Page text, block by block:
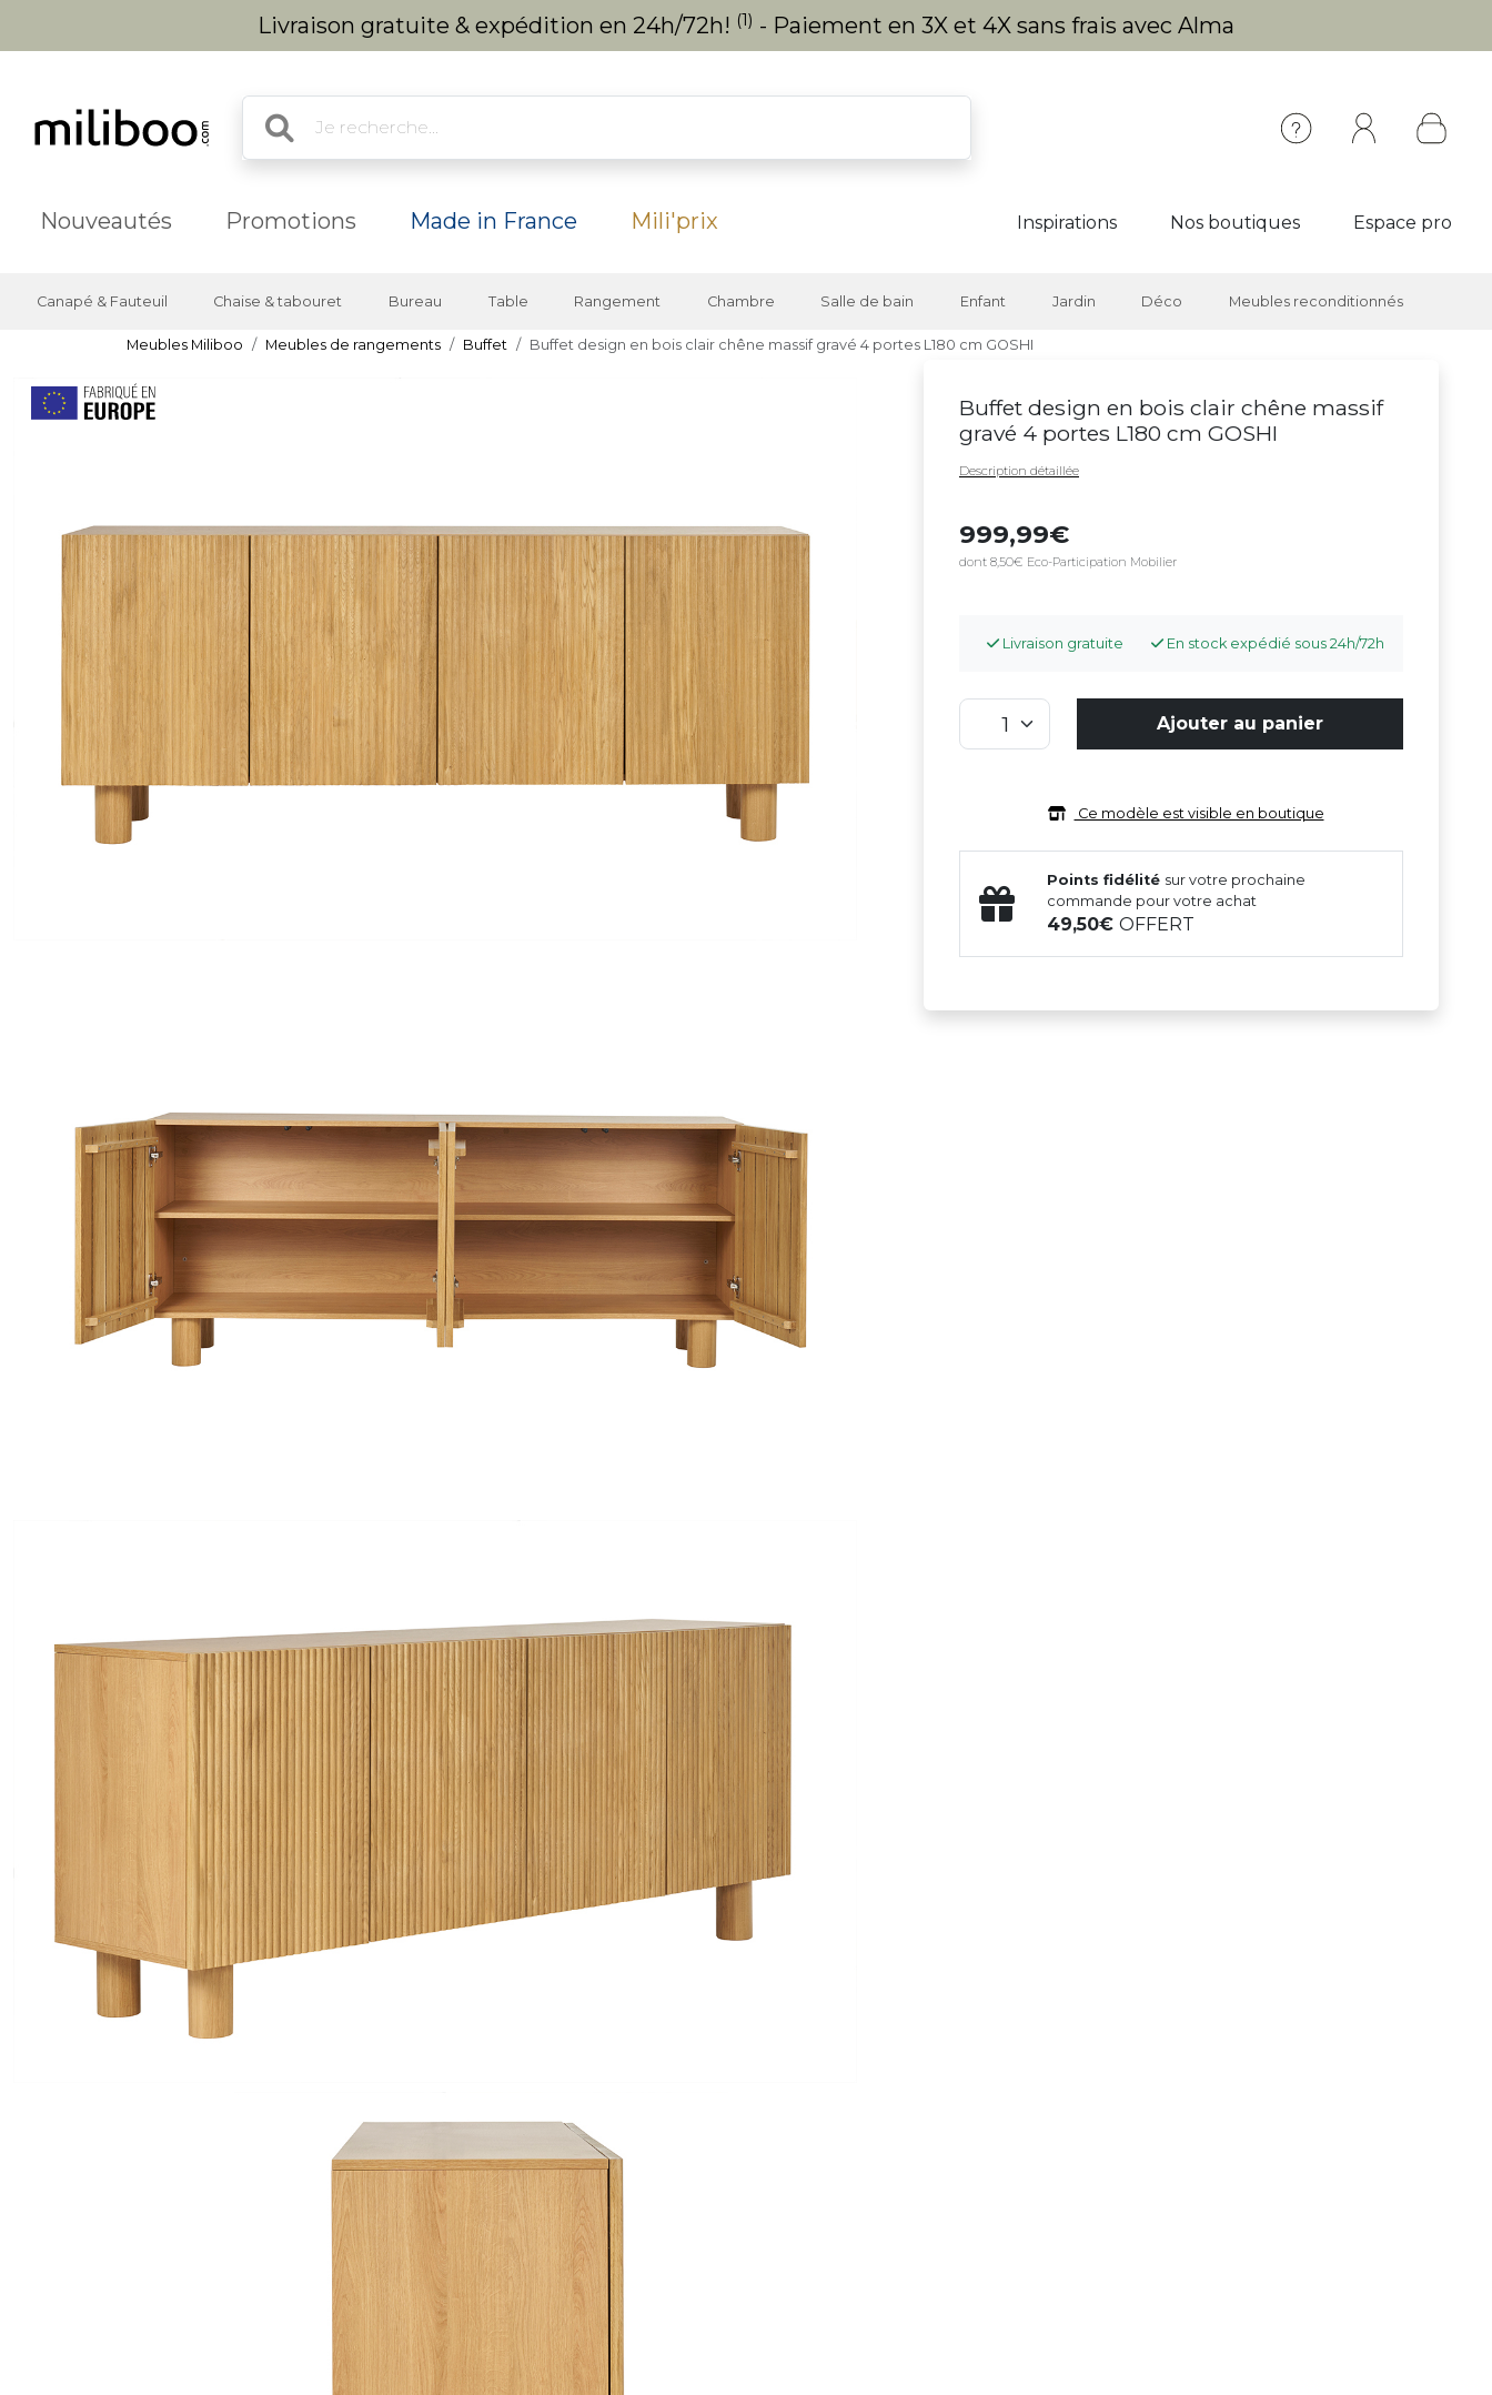
Livraison gratuite & expédition en 24h/72h! (1) - Paiement en 3X et 4X sans frais avec Alma
Nouveautés Promotions Made in France Mili'prix Inspirations Nos boutiques Espace pro
Canapé & Fauteuil Chaise & tabouret Bureau Table Rangement Chambre Salle de bain Enfant Jardin Déco Meubles reconditionnés
Meubles Miliboo Meubles de rangements Buffet Buffet design en bois clair chêne massif gravé 4 portes L180 cm GOSHI
Buffet design en bois clair chêne massif
gravé 4 portes L180 cm GOSHI
Description détaillée
999,99
dont 8,50€ Eco-Participation Mobilier
Livraison gratuite En stock expédié sous 24h/72h
Ajouter au panier
Ce modèle est visible en boutique
Points fidélité sur votre prochaine
commande pour votre achat
49,50OFFERT